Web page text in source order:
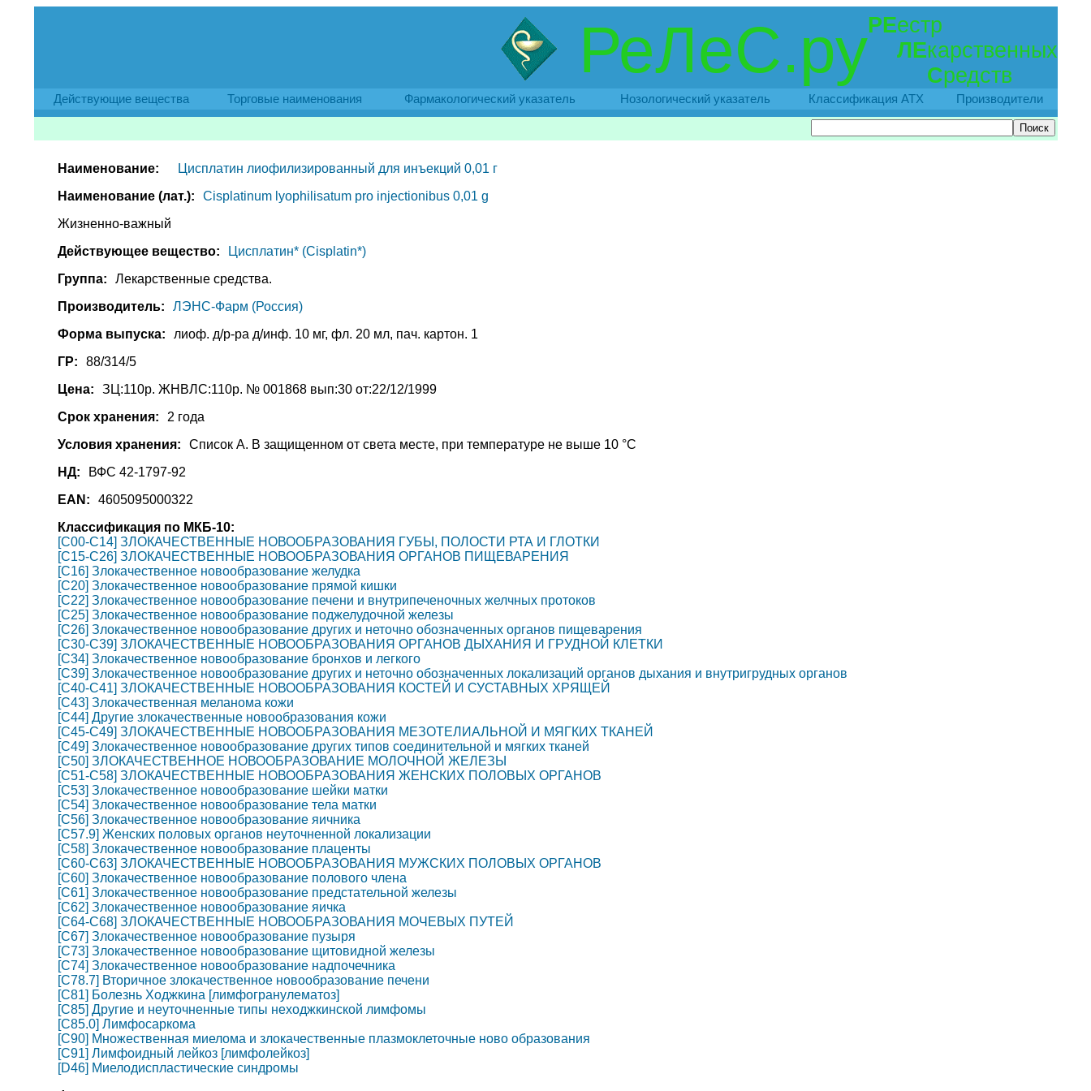
РеЛеС.руРЕестр
ЛЕкарственных
Средств
Действующие вещества Торговые наименования Фармакологический указатель Нозологический указатель Классификация АТХ Производители
Наименование:
Цисплатин лиофилизированный для инъекций 0,01 г
Наименование (лат.):
Cisplatinum lyophilisatum pro injectionibus 0,01 g
Жизненно-важный
Действующее вещество:
Цисплатин* (Cisplatin*)
Группа:
Лекарственные средства.
Производитель:
ЛЭНС-Фарм (Россия)
Форма выпуска:
лиоф. д/р-ра д/инф. 10 мг, фл. 20 мл, пач. картон. 1
ГР:
88/314/5
Цена:
ЗЦ:110р. ЖНВЛС:110р. № 001868 вып:30 от:22/12/1999
Срок хранения:
2 года
Условия хранения:
Список А. В защищенном от света месте, при температуре не выше 10 °C
НД:
ВФС 42-1797-92
EAN:
4605095000322
Классификация по МКБ-10:
[C00-C14] ЗЛОКАЧЕСТВЕННЫЕ НОВООБРАЗОВАНИЯ ГУБЫ, ПОЛОСТИ РТА И ГЛОТКИ
[C15-C26] ЗЛОКАЧЕСТВЕННЫЕ НОВООБРАЗОВАНИЯ ОРГАНОВ ПИЩЕВАРЕНИЯ
[C16] Злокачественное новообразование желудка
[C20] Злокачественное новообразование прямой кишки
[C22] Злокачественное новообразование печени и внутрипеченочных желчных протоков
[C25] Злокачественное новообразование поджелудочной железы
[C26] Злокачественное новообразование других и неточно обозначенных органов пищеварения
[C30-C39] ЗЛОКАЧЕСТВЕННЫЕ НОВООБРАЗОВАНИЯ ОРГАНОВ ДЫХАНИЯ И ГРУДНОЙ КЛЕТКИ
[C34] Злокачественное новообразование бронхов и легкого
[C39] Злокачественное новообразование других и неточно обозначенных локализаций органов дыхания и внутригрудных органов
[C40-C41] ЗЛОКАЧЕСТВЕННЫЕ НОВООБРАЗОВАНИЯ КОСТЕЙ И СУСТАВНЫХ ХРЯЩЕЙ
[C43] Злокачественная меланома кожи
[C44] Другие злокачественные новообразования кожи
[C45-C49] ЗЛОКАЧЕСТВЕННЫЕ НОВООБРАЗОВАНИЯ МЕЗОТЕЛИАЛЬНОЙ И МЯГКИХ ТКАНЕЙ
[C49] Злокачественное новообразование других типов соединительной и мягких тканей
[C50] ЗЛОКАЧЕСТВЕННОЕ НОВООБРАЗОВАНИЕ МОЛОЧНОЙ ЖЕЛЕЗЫ
[C51-C58] ЗЛОКАЧЕСТВЕННЫЕ НОВООБРАЗОВАНИЯ ЖЕНСКИХ ПОЛОВЫХ ОРГАНОВ
[C53] Злокачественное новообразование шейки матки
[C54] Злокачественное новообразование тела матки
[C56] Злокачественное новообразование яичника
[C57.9] Женских половых органов неуточненной локализации
[C58] Злокачественное новообразование плаценты
[C60-C63] ЗЛОКАЧЕСТВЕННЫЕ НОВООБРАЗОВАНИЯ МУЖСКИХ ПОЛОВЫХ ОРГАНОВ
[C60] Злокачественное новообразование полового члена
[C61] Злокачественное новообразование предстательной железы
[C62] Злокачественное новообразование яичка
[C64-C68] ЗЛОКАЧЕСТВЕННЫЕ НОВООБРАЗОВАНИЯ МОЧЕВЫХ ПУТЕЙ
[C67] Злокачественное новообразование пузыря
[C73] Злокачественное новообразование щитовидной железы
[C74] Злокачественное новообразование надпочечника
[C78.7] Вторичное злокачественное новообразование печени
[C81] Болезнь Ходжкина [лимфогранулематоз]
[C85] Другие и неуточненные типы неходжкинской лимфомы
[C85.0] Лимфосаркома
[C90] Множественная миелома и злокачественные плазмоклеточные ново образования
[C91] Лимфоидный лейкоз [лимфолейкоз]
[D46] Миелодиспластические синдромы